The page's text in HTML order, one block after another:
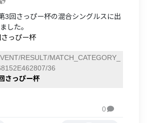
3回さっぴー杯の混合シングルスに出
した。
さっぴー杯
RESULT/MATCH_CATEGORY_
36
さっぴー杯
0